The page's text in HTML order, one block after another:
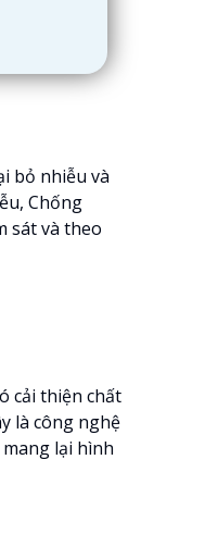
bỏ nhiễu và
Chống
sát và theo
cải thiện chất
là công nghệ
lại hình